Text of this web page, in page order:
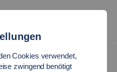
Cookies verwendet,
zwingend benötigt